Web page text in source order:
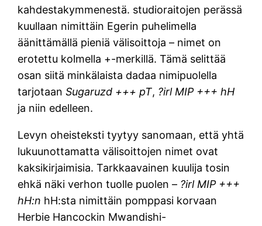
kahdestakymmenestä. studioraitojen perässä
kuullaan nimittäin Egerin puhelimella
äänittämällä pieniä välisoittoja – nimet on
erotettu kolmella +-merkillä. Tämä selittää
osan siitä minkälaista dadaa nimipuolella
tarjotaanSugaruzd +++ pT, ?irl MIP +++ hH
ja niin edelleen.
Levyn oheisteksti tyytyy sanomaan, että yhtä
lukuunottamatta välisoittojen nimet ovat
kaksikirjaimisia. Tarkkaavainen kuulija tosin
ehkä näki verhon tuolle puolen – ?irl MIP +++
hH:n hH:sta nimittäin pomppasi korvaan
Herbie Hancockin Mwandishi-